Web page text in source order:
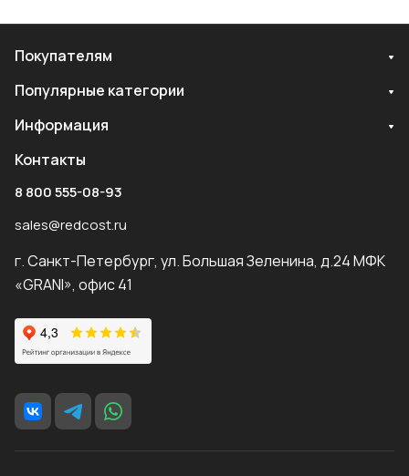
Покупателям
Популярные категории
Информация
Контакты
8 800 555-08-93
sales@redcost.ru
г. Санкт-Петербург, ул. Большая Зеленина, д.24 МФК
«GRANI», офис 41